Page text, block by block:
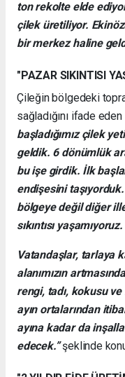
ton rekolte elde
çilek üretiliyor.
bir merkez haline
"PAZAR SIKINTISI
Çileğin bölgedeki
sağladığını ifade
başladığımız çilek
geldik. 6 dönümlük
bu işe girdik. İlk
endişesini
bölgeye değil diğer
sıkıntısı yaşamıyoruz.
Vatandaşlar, tarlaya
alanımızın
rengi, tadı, kokusu
ayın ortalarından
ayına kadar da
edecek.”şeklinde